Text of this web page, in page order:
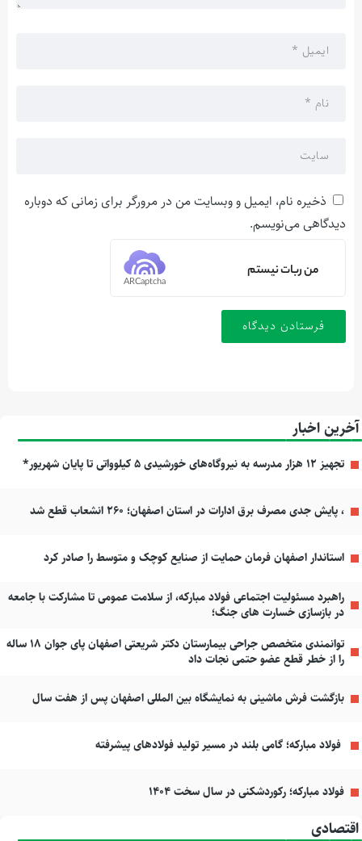
ذخیره نام، ایمیل و وبسایت من در مرورگر برای زمانی که دوباره
دیدگاهی می‌نویسم.
من ربات نیستم
ARCaptcha
آخرین اخبار
تجهیز ۱۲ هزار مدرسه به نیروگاه‌های خورشیدی ۵ کیلوواتی تا پایان شهریور*
، پایش جدی مصرف برق ادارات در استان اصفهان؛ ۲۶۰ انشعاب قطع شد
استاندار اصفهان فرمان حمایت از صنایع کوچک و متوسط را صادر کرد
راهبرد مسئولیت اجتماعی فولاد مبارکه، از سلامت عمومی تا مشارکت با جامعه
در بازسازی خسارت های جنگ؛
توانمندی متخصص جراحی بیمارستان دکتر شریعتی اصفهان پای جوان ۱۸ ساله
را از خطر قطع عضو حتمی نجات داد
بازگشت فرش ماشینی به نمایشگاه بین المللی اصفهان پس از هفت سال
فولاد مبارکه؛ گامی بلند در مسیر تولید فولادهای پیشرفته
فولاد مبارکه؛ رکوردشکنی در سال سخت ۱۴۰۴
اقتصادی